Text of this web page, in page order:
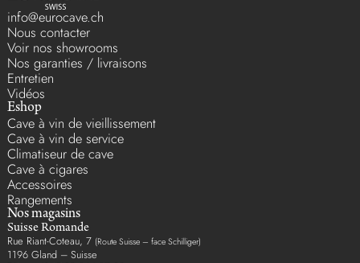
info@eurocave.ch
Nous contacter
Voir nos showrooms
Nos garanties / livraisons
Entretien
Vidéos
Eshop
Cave à vin de vieillissement
Cave à vin de service
Climatiseur de cave
Cave à cigares
Accessoires
Rangements
Nos magasins
Suisse Romande
Rue Riant-Coteau, 7 (Route Suisse – face Schilliger)
1196 Gland – Suisse